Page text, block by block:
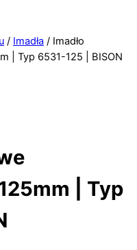
/ Imadła / Imadło
| Typ 6531-125 | BISON
| Typ